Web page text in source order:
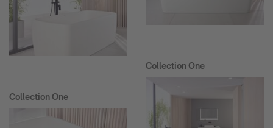
Collection One
Collection One